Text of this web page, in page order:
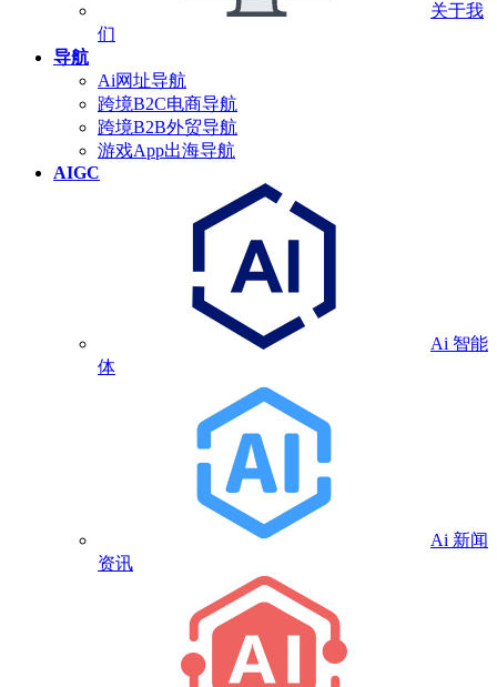
关于我
们
导航
Ai网址导航
跨境B2C电商导航
跨境B2B外贸导航
游戏App出海导航
AIGC
Ai 智能
体
Ai 新闻
资讯